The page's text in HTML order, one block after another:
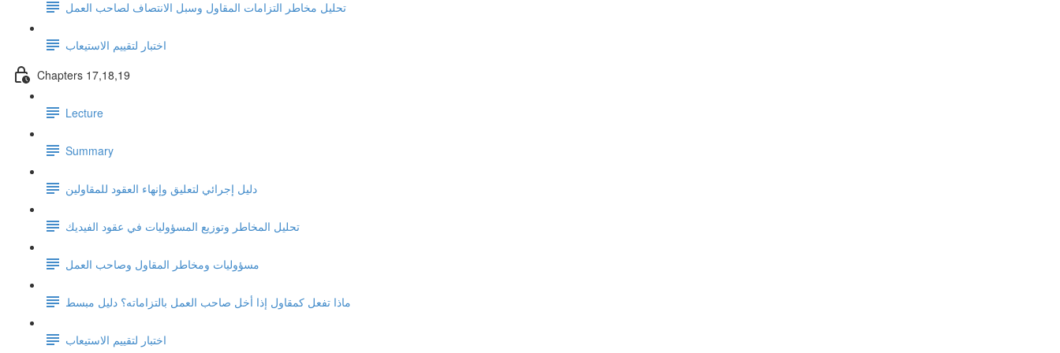
تحليل مخاطر التزامات المقاول وسبل الانتصاف لصاحب العمل
اختبار لتقييم الاستيعاب
Chapters 17,18,19
Lecture
Summary
دليل إجرائي لتعليق وإنهاء العقود للمقاولين
تحليل المخاطر وتوزيع المسؤوليات في عقود الفيديك
مسؤوليات ومخاطر المقاول وصاحب العمل
ماذا تفعل كمقاول إذا أخل صاحب العمل بالتزاماته؟ دليل مبسط
اختبار لتقييم الاستيعاب